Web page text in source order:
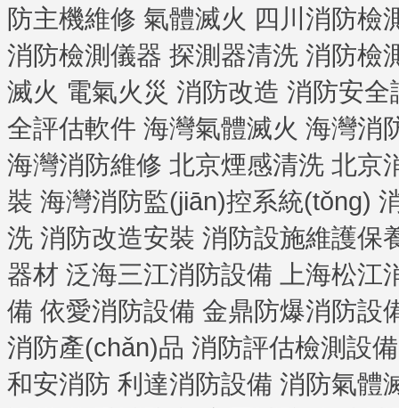
防主機維修 氣體滅火 四川消防檢
消防檢測儀器 探測器清洗 消防檢
滅火 電氣火災 消防改造 消防安全
全評估軟件 海灣氣體滅火 海灣消
海灣消防維修 北京煙感清洗 北京
裝 海灣消防監(jiān)控系統(tǒng)
洗 消防改造安裝 消防設施維護保
器材 泛海三江消防設備
上海松江
備 依愛消防設備 金鼎防爆消防設
消防產(chǎn)品 消防評估檢測設備
和安消防 利達消防設備 消防氣體